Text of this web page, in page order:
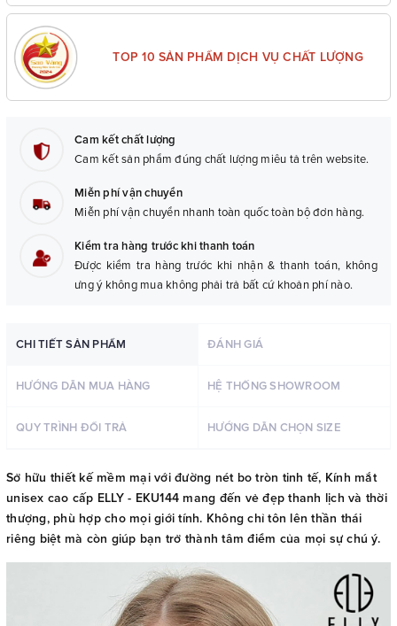
TOP 10 SẢN PHẨM DỊCH VỤ CHẤT LƯỢNG
Cam kết chất lượng
Cam kết sản phẩm đúng chất lượng miêu tả trên website.
Miễn phí vận chuyển
Miễn phí vận chuyển nhanh toàn quốc toàn bộ đơn hàng.
Kiểm tra hàng trước khi thanh toán
Được kiểm tra hàng trước khi nhận & thanh toán, không
ưng ý không mua không phải trả bất cứ khoản phí nào.
CHI TIẾT SẢN PHẨM ĐÁNH GIÁ
HƯỚNG DẪN MUA HÀNG HỆ THỐNG SHOWROOM
QUY TRÌNH ĐỔI TRẢ HƯỚNG DẪN CHỌN SIZE
Sở hữu thiết kế mềm mại với đường nét bo tròn tinh tế, Kính mắt
unisex cao cấp ELLY - EKU144 mang đến vẻ đẹp thanh lịch và thời
thượng, phù hợp cho mọi giới tính. Không chỉ tôn lên thần thái
riêng biệt mà còn giúp bạn trở thành tâm điểm của mọi sự chú ý.